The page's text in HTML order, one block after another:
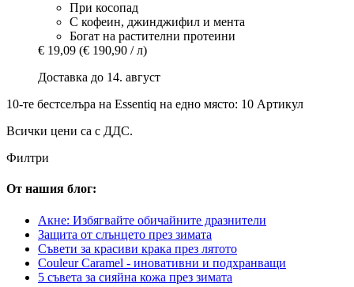
При косопад
С кофеин, джинджифил и мента
Богат на растителни протеини
€ 19,09 (€ 190,90 / л)
Доставка до 14. август
10-те бестселъра на Essentiq на едно място: 10 Артикул
Всички цени са с ДДС.
Филтри
От нашия блог:
Акне: Избягвайте обичайните дразнители
Защита от слънцето през зимата
Съвети за красиви крака през лятото
Couleur Caramel - иновативни и подхранващи
5 съвета за сияйна кожа през зимата